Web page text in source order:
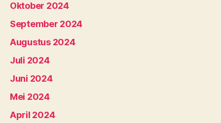
Oktober 2024
September 2024
Augustus 2024
Juli 2024
Juni 2024
Mei 2024
April 2024